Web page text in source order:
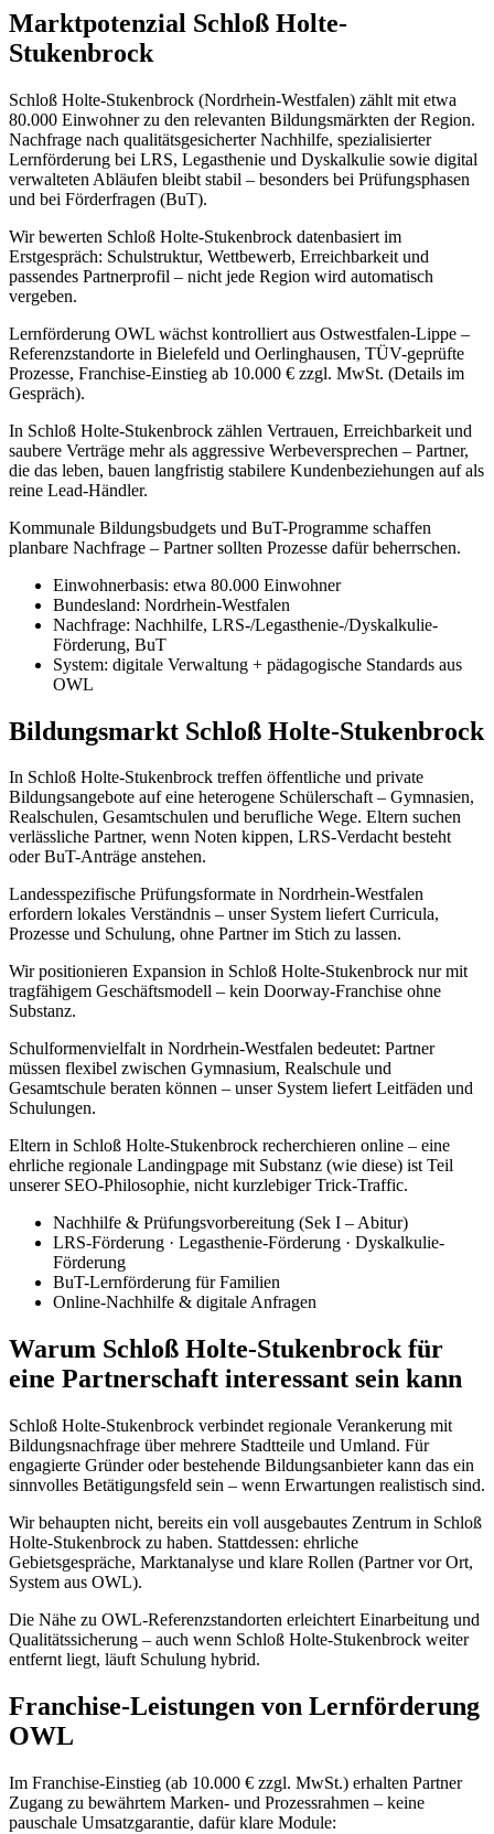
Marktpotenzial Schloß Holte-
Stukenbrock
Schloß Holte-Stukenbrock (Nordrhein-Westfalen) zählt mit etwa
80.000 Einwohner zu den relevanten Bildungsmärkten der Region.
Nachfrage nach qualitätsgesicherter Nachhilfe, spezialisierter
Lernförderung bei LRS, Legasthenie und Dyskalkulie sowie digital
verwalteten Abläufen bleibt stabil – besonders bei Prüfungsphasen
und bei Förderfragen (BuT).
Wir bewerten Schloß Holte-Stukenbrock datenbasiert im
Erstgespräch: Schulstruktur, Wettbewerb, Erreichbarkeit und
passendes Partnerprofil – nicht jede Region wird automatisch
vergeben.
Lernförderung OWL wächst kontrolliert aus Ostwestfalen-Lippe –
Referenzstandorte in Bielefeld und Oerlinghausen, TÜV-geprüfte
Prozesse, Franchise-Einstieg ab 10.000 € zzgl. MwSt. (Details im
Gespräch).
In Schloß Holte-Stukenbrock zählen Vertrauen, Erreichbarkeit und
saubere Verträge mehr als aggressive Werbeversprechen – Partner,
die das leben, bauen langfristig stabilere Kundenbeziehungen auf als
reine Lead-Händler.
Kommunale Bildungsbudgets und BuT-Programme schaffen
planbare Nachfrage – Partner sollten Prozesse dafür beherrschen.
Einwohnerbasis: etwa 80.000 Einwohner
Bundesland: Nordrhein-Westfalen
Nachfrage: Nachhilfe, LRS-/Legasthenie-/Dyskalkulie-
Förderung, BuT
System: digitale Verwaltung + pädagogische Standards aus
OWL
Bildungsmarkt Schloß Holte-Stukenbrock
In Schloß Holte-Stukenbrock treffen öffentliche und private
Bildungsangebote auf eine heterogene Schülerschaft – Gymnasien,
Realschulen, Gesamtschulen und berufliche Wege. Eltern suchen
verlässliche Partner, wenn Noten kippen, LRS-Verdacht besteht
oder BuT-Anträge anstehen.
Landesspezifische Prüfungsformate in Nordrhein-Westfalen
erfordern lokales Verständnis – unser System liefert Curricula,
Prozesse und Schulung, ohne Partner im Stich zu lassen.
Wir positionieren Expansion in Schloß Holte-Stukenbrock nur mit
tragfähigem Geschäftsmodell – kein Doorway-Franchise ohne
Substanz.
Schulformenvielfalt in Nordrhein-Westfalen bedeutet: Partner
müssen flexibel zwischen Gymnasium, Realschule und
Gesamtschule beraten können – unser System liefert Leitfäden und
Schulungen.
Eltern in Schloß Holte-Stukenbrock recherchieren online – eine
ehrliche regionale Landingpage mit Substanz (wie diese) ist Teil
unserer SEO-Philosophie, nicht kurzlebiger Trick-Traffic.
Nachhilfe & Prüfungsvorbereitung (Sek I – Abitur)
LRS-Förderung · Legasthenie-Förderung · Dyskalkulie-
Förderung
BuT-Lernförderung für Familien
Online-Nachhilfe & digitale Anfragen
Warum Schloß Holte-Stukenbrock für
eine Partnerschaft interessant sein kann
Schloß Holte-Stukenbrock verbindet regionale Verankerung mit
Bildungsnachfrage über mehrere Stadtteile und Umland. Für
engagierte Gründer oder bestehende Bildungsanbieter kann das ein
sinnvolles Betätigungsfeld sein – wenn Erwartungen realistisch sind.
Wir behaupten nicht, bereits ein voll ausgebautes Zentrum in Schloß
Holte-Stukenbrock zu haben. Stattdessen: ehrliche
Gebietsgespräche, Marktanalyse und klare Rollen (Partner vor Ort,
System aus OWL).
Die Nähe zu OWL-Referenzstandorten erleichtert Einarbeitung und
Qualitätssicherung – auch wenn Schloß Holte-Stukenbrock weiter
entfernt liegt, läuft Schulung hybrid.
Franchise-Leistungen von Lernförderung
OWL
Im Franchise-Einstieg (ab 10.000 € zzgl. MwSt.) erhalten Partner
Zugang zu bewährtem Marken- und Prozessrahmen – keine
pauschale Umsatzgarantie, dafür klare Module: